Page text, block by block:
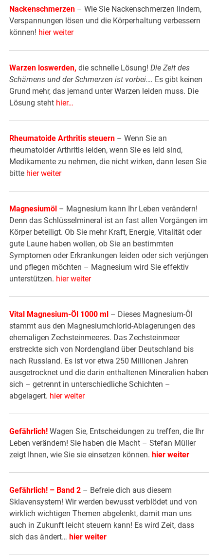
Nackenschmerzen – Wie Sie Nackenschmerzen lindern,
Verspannungen lösen und die Körperhaltung verbessern
können! hier weiter
Warzen loswerden, die schnelle Lösung!Die Zeit des
Schämens und der Schmerzen ist vorbei…. Es gibt keinen
Grund mehr, das jemand unter Warzen leiden muss. Die
Lösung steht hier…
Rheumatoide Arthritis steuern – Wenn Sie an
rheumatoider Arthritis leiden, wenn Sie es leid sind,
Medikamente zu nehmen, die nicht wirken, dann lesen Sie
bitte hier weiter
Magnesiumöl – Magnesium kann Ihr Leben verändern!
Denn das Schlüsselmineral ist an fast allen Vorgängen im
Körper beteiligt. Ob Sie mehr Kraft, Energie, Vitalität oder
gute Laune haben wollen, ob Sie an bestimmten
Symptomen oder Erkrankungen leiden oder sich verjüngen
und pflegen möchten – Magnesium wird Sie effektiv
unterstützen. hier weiter
Vital Magnesium-Öl 1000 ml – Dieses Magnesium-Öl
stammt aus den Magnesiumchlorid-Ablagerungen des
ehemaligen Zechsteinmeeres. Das Zechsteinmeer
erstreckte sich von Nordengland über Deutschland bis
nach Russland. Es ist vor etwa 250 Millionen Jahren
ausgetrocknet und die darin enthaltenen Mineralien haben
sich – getrennt in unterschiedliche Schichten –
abgelagert. hier weiter
Gefährlich! Wagen Sie, Entscheidungen zu treffen, die Ihr
Leben verändern! Sie haben die Macht – Stefan Müller
zeigt Ihnen, wie Sie sie einsetzen können. hier weiter
Gefährlich! – Band 2 – Befreie dich aus diesem
Sklavensystem! Wir werden bewusst verblödet und von
wirklich wichtigen Themen abgelenkt, damit man uns
auch in Zukunft leicht steuern kann! Es wird Zeit, dass
sich das ändert… hier weiter